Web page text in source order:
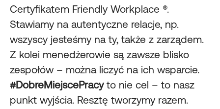
Certyfikatem Friendly Workplace ®.
Stawiamy na autentyczne relacje, np.
wszyscy jesteśmy na ty, także z zarządem.
Z kolei menedżerowie są zawsze blisko
zespołów – można liczyć na ich wsparcie.
#DobreMiejscePracyto nie cel – to nasz
punkt wyjścia. Resztę tworzymy razem.